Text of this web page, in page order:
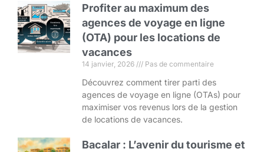
Profiter au maximum des
agences de voyage en ligne
(OTA) pour les locations de
vacances
14 janvier, 2026 Pas de commentaire
Découvrez comment tirer parti des
agences de voyage en ligne (OTAs) pour
maximiser vos revenus lors de la gestion
de locations de vacances.
Bacalar : L’avenir du tourisme et